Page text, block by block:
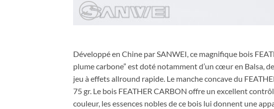
Développé en Chine par SANWEI, ce magnifique bois
plume carbone” est doté notamment d’un cœur en Balsa,
jeu à effets allround rapide. Le manche concave du
75 gr. Le bois FEATHER CARBON offre un excellent
couleur, les essences nobles de ce bois lui donnent une